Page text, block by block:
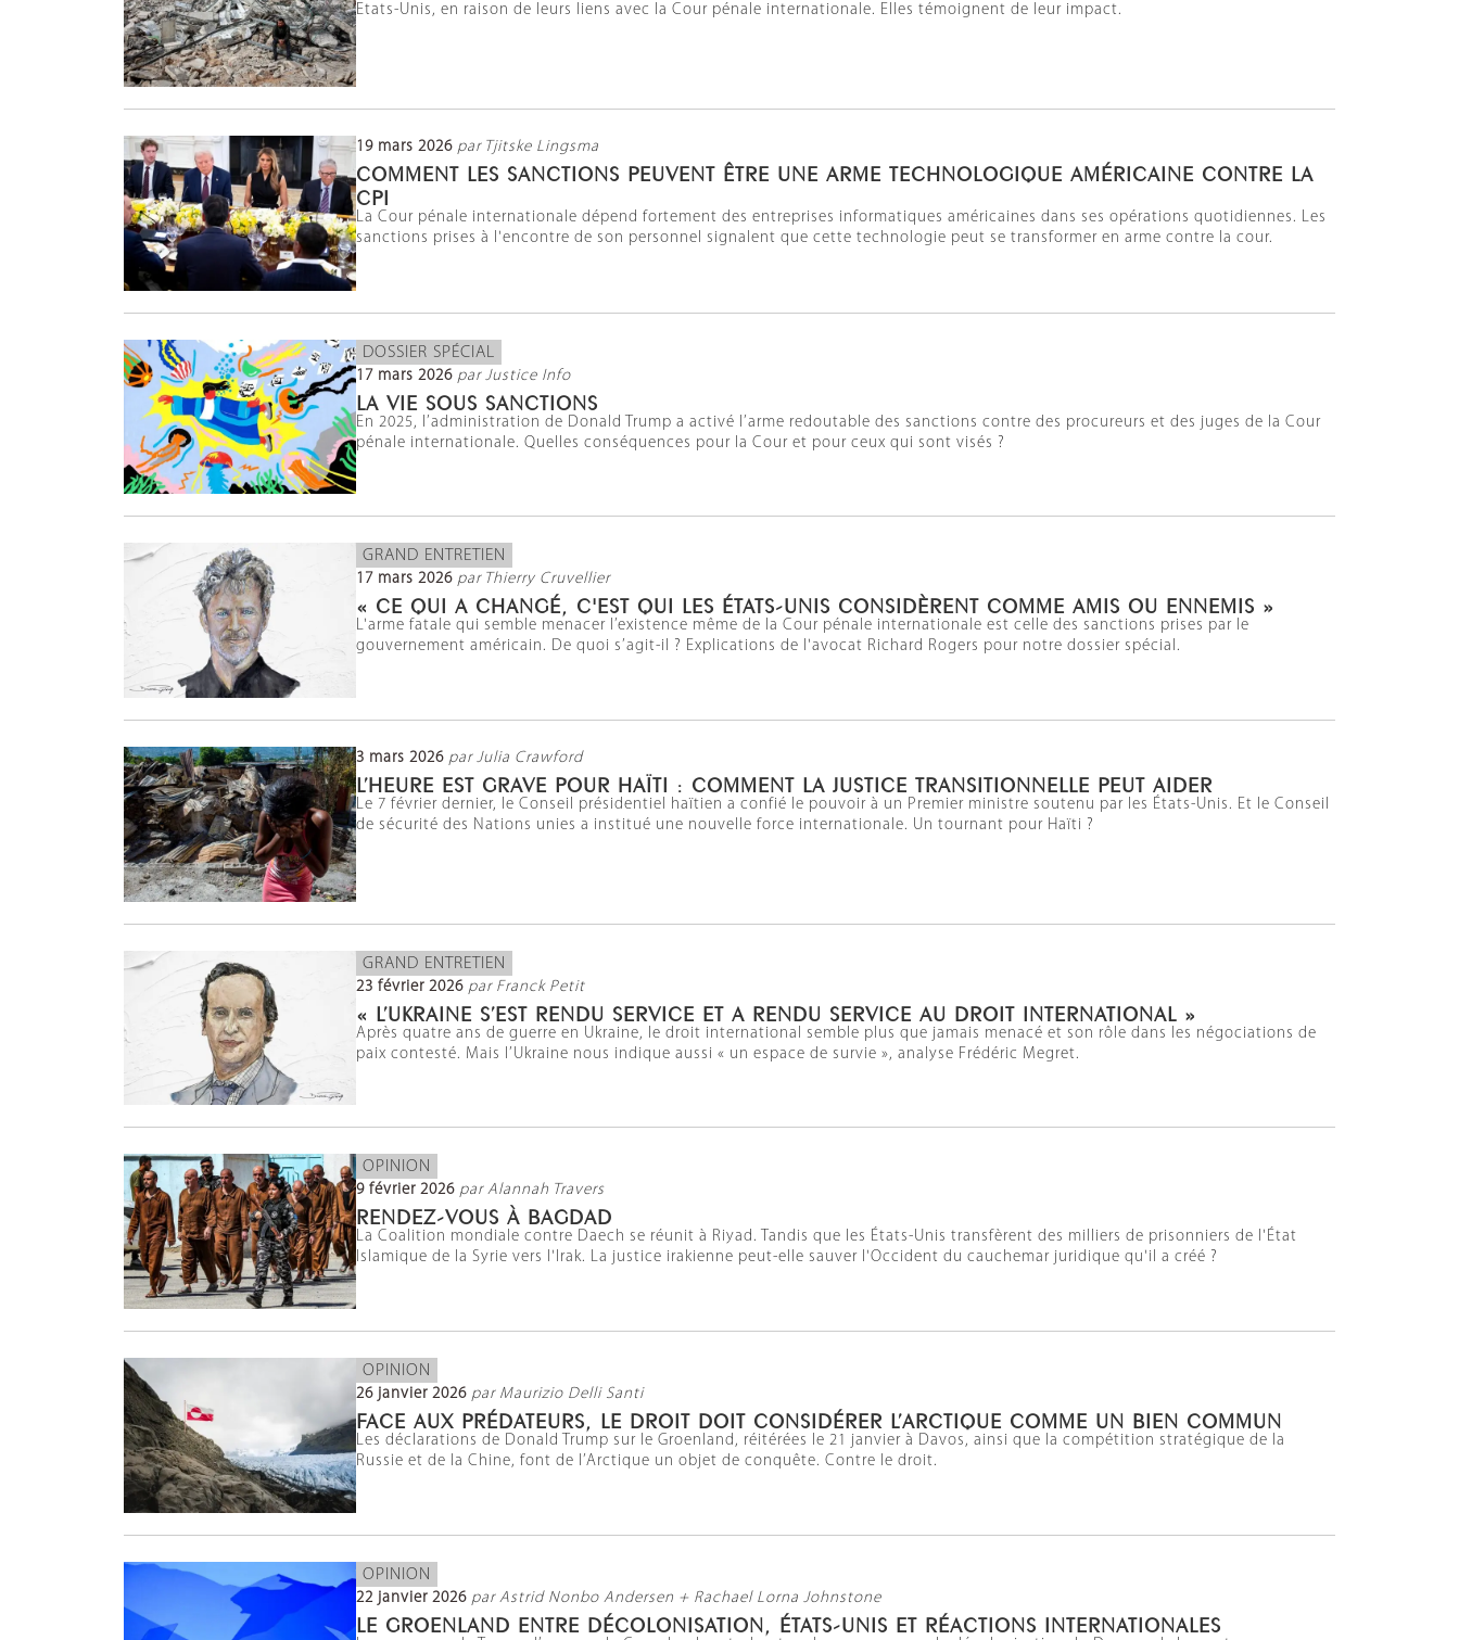
Etats-Unis, en raison de leurs liens avec la Cour pénale internationale. Elles témoignent de leur impact.
19 mars 2026 par Tjitske Lingsma
COMMENT LES SANCTIONS PEUVENT ÊTRE UNE ARME TECHNOLOGIQUE AMÉRICAINE CONTRE LA
CPI
La Cour pénale internationale dépend fortement des entreprises informatiques américaines dans ses opérations quotidiennes. Les
sanctions prises à l'encontre de son personnel signalent que cette technologie peut se transformer en arme contre la cour.
DOSSIER SPÉCIAL
17 mars 2026 par Justice Info
LA VIE SOUS SANCTIONS
En 2025, l’administration de Donald Trump a activé l’arme redoutable des sanctions contre des procureurs et des juges de la Cour
pénale internationale. Quelles conséquences pour la Cour et pour ceux qui sont visés ?
GRAND ENTRETIEN
17 mars 2026 par Thierry Cruvellier
« CE QUI A CHANGÉ, C'EST QUI LES ÉTATS-UNIS CONSIDÈRENT COMME AMIS OU ENNEMIS »
L'arme fatale qui semble menacer l’existence même de la Cour pénale internationale est celle des sanctions prises par le
gouvernement américain. De quoi s’agit-il ? Explications de l'avocat Richard Rogers pour notre dossier spécial.
3 mars 2026 par Julia Crawford
L’HEURE EST GRAVE POUR HAÏTI : COMMENT LA JUSTICE TRANSITIONNELLE PEUT AIDER
Le 7 février dernier, le Conseil présidentiel haïtien a confié le pouvoir à un Premier ministre soutenu par les États-Unis. Et le Conseil
de sécurité des Nations unies a institué une nouvelle force internationale. Un tournant pour Haïti ?
GRAND ENTRETIEN
23 février 2026 par Franck Petit
« L’UKRAINE S’EST RENDU SERVICE ET A RENDU SERVICE AU DROIT INTERNATIONAL »
Après quatre ans de guerre en Ukraine, le droit international semble plus que jamais menacé et son rôle dans les négociations de
paix contesté. Mais l’Ukraine nous indique aussi « un espace de survie », analyse Frédéric Megret.
OPINION
9 février 2026 par Alannah Travers
RENDEZ-VOUS À BAGDAD
La Coalition mondiale contre Daech se réunit à Riyad. Tandis que les États-Unis transfèrent des milliers de prisonniers de l'État
Islamique de la Syrie vers l'Irak. La justice irakienne peut-elle sauver l'Occident du cauchemar juridique qu'il a créé ?
OPINION
26 janvier 2026 par Maurizio Delli Santi
FACE AUX PRÉDATEURS, LE DROIT DOIT CONSIDÉRER L’ARCTIQUE COMME UN BIEN COMMUN
Les déclarations de Donald Trump sur le Groenland, réitérées le 21 janvier à Davos, ainsi que la compétition stratégique de la
Russie et de la Chine, font de l’Arctique un objet de conquête. Contre le droit.
OPINION
22 janvier 2026 par Astrid Nonbo Andersen + Rachael Lorna Johnstone
LE GROENLAND ENTRE DÉCOLONISATION, ÉTATS-UNIS ET RÉACTIONS INTERNATIONALES